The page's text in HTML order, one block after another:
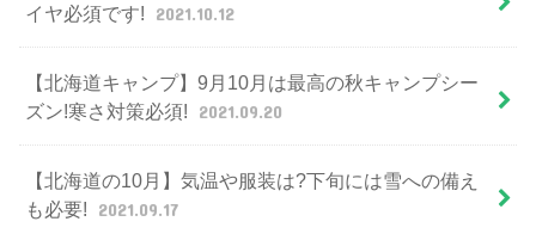
イヤ必須です!
2021.10.12
【北海道キャンプ】9月10月は最高の秋キャンプシー
ズン!寒さ対策必須!
2021.09.20
【北海道の10月】気温や服装は?下旬には雪への備え
も必要!
2021.09.17